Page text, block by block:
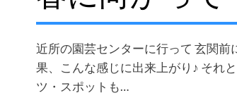
近所の園芸センターに行って 玄関
果、こんな感じに出来上がり♪ それ
ツ・スポットも…